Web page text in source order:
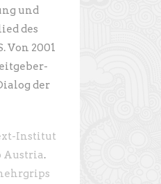
und
des
Von 2001
der
Institut
Austria.